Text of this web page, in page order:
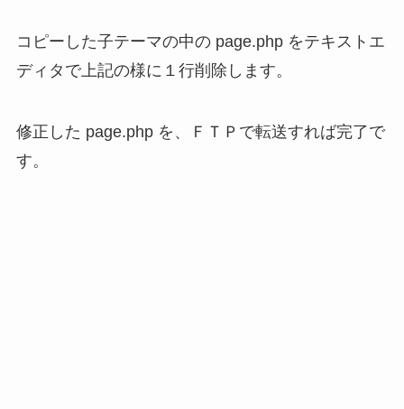
コピーした子テーマの中の page.php をテキストエ
ディタで上記の様に１行削除します。
修正した page.php を、ＦＴＰで転送すれば完了で
す。